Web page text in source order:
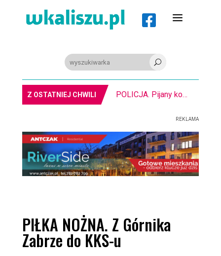
 a
U
Z OSTATNIEJ CHWILI POLICJA. Pijany kombajnista. Miał ponad 2 promile alkoholu
REKLAMA
PIŁKA NOŻNA. Z Górnika
Zabrze do KKS-u